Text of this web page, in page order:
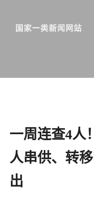
一周连查4人
人串供、转
出